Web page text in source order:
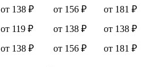
от 138 ₽ от 156 ₽
от 181 ₽
от 119 ₽ от 138 ₽
от 138 ₽
от 138 ₽ от 156 ₽ от 181 ₽